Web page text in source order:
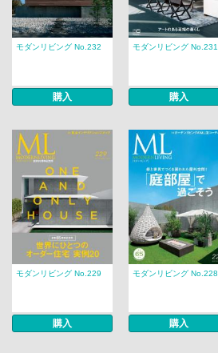
モダンリビング No.232
購入
モダンリビング No.231
購入
モダンリビング No.229
購入
モダンリビング No.228
購入